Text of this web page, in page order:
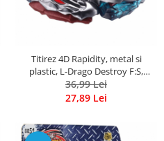
Titirez 4D Rapidity, metal si
plastic, L-Drago Destroy F:S,
BB108, Attack, cu lansator si varf
metalic
36,99 Lei
27,89 Lei